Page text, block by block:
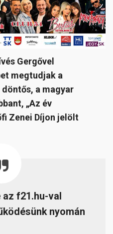
Gergővel
megtudjak a
a magyar
„Az év
Zenei Díjon jelölt
f21.hu-val
nyomán